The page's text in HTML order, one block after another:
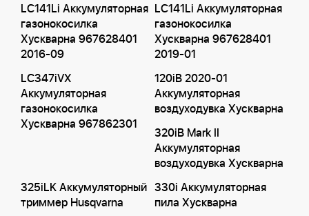
LC141Li Аккумуляторная
газонокосилка
Хускварна 967628401
2016-09
LC141Li Аккумуляторная
газонокосилка
Хускварна 967628401
2019-01
LC347iVX
Аккумуляторная
газонокосилка
Хускварна 967862301
120iB 2020-01
Аккумуляторная
воздуходувка Хускварна
320iB Mark II
Аккумуляторная
воздуходувка Хускварна
325iLK Аккумуляторный
триммер Husqvarna
330i Аккумуляторная
пила Хускварна